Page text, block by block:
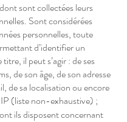
sont collectées leurs
Sont considérées
personnelles, toute
d’identifier un
il peut s’agir : de ses
de son âge, de son adresse
de sa localisation ou encore
IP (liste non-exhaustive) ;
ils disposent concernant